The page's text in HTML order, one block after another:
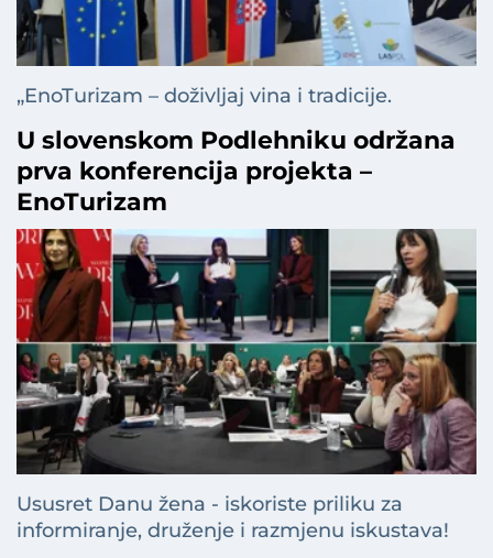
„EnoTurizam – doživljaj vina i tradicije.
U slovenskom Podlehniku održana
prva konferencija projekta –
EnoTurizam
Ususret Danu žena - iskoriste priliku za
informiranje, druženje i razmjenu iskustava!